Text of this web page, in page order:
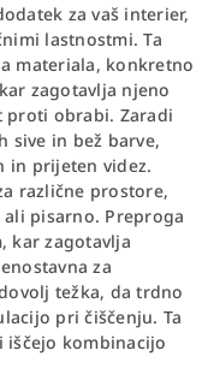
za vaš interier,
lastnostmi. Ta
materiala, konkretno
zagotavlja njeno
obrabi. Zaradi
sive in bež barve,
in prijeten videz.
različne prostore,
pisarno. Preproga
kar zagotavlja
za
težka, da trdno
pri čiščenju. Ta
iščejo kombinacijo